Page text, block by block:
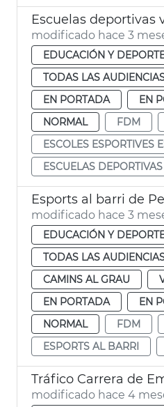
modificado hace 3
EDUCACIÓN Y
TODAS LAS
EN PORTADA
EN
NORMAL
FDM
ESCOLES ESPORTIVES
ESCUELAS
Esports al barri de
modificado hace 3
EDUCACIÓN Y
TODAS LAS
CAMINS AL GRAU
EN PORTADA
EN
NORMAL
FDM
ESPORTS AL BARRI
modificado hace 4